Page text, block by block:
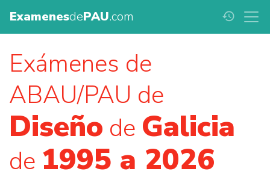
ExamenesdePAU.com history
Exámenes de
ABAU/PAU de
Diseño de Galicia
de 1995 a 2026